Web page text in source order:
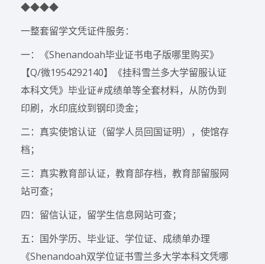
◆◆◆◆
一整套留学文凭证件服务：
一：《Shenandoah毕业证书电子版哪里购买》
【Q/微1954292140】《挂科雪兰多大学留服认证
本科文凭》毕业证#成绩单等全套材料，从防伪到
印刷，水印底纹到钢印烫金；
二：真实使馆认证（留学人员回国证明），使馆存
档；
三：真实教育部认证，教育部存档，教育部留服网
站可查；
四：留信认证，留学生信息网站可查；
五：国外学历、毕业证、学位证、成绩单办理
《Shenandoah双学位证书雪兰多大学本科文凭哪